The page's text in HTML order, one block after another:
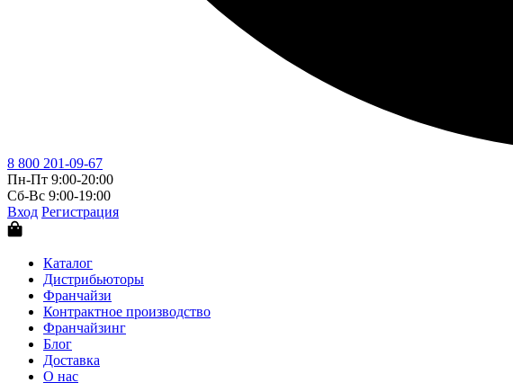
8 800 201-09-67
Пн-Пт 9:00-20:00
Сб-Вс 9:00-19:00
Вход Регистрация
Каталог
Дистрибьюторы
Франчайзи
Контрактное производство
Франчайзинг
Блог
Доставка
О нас